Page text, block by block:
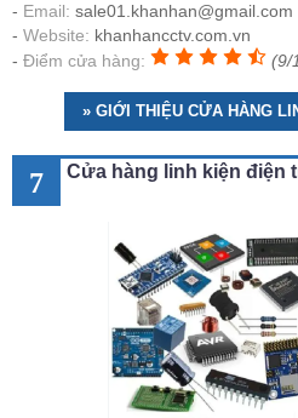
Email: sale01.khanhan@gmail.com
Website: khanhancctv.com.vn
Điểm cửa hàng:
(9/
» GIỚI THIỆU CỬA HÀNG
7 Cửa hàng linh kiện điện